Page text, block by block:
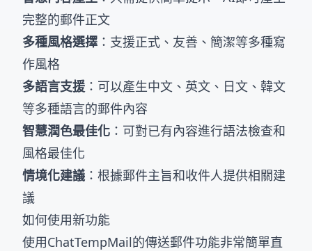
完整的郵件正文
多種風格選擇 ：支援正式、友善、簡潔等多種寫
作風格
多語言支援 ：可以產生中文、英文、日文、韓文
等多種語言的郵件內容
智慧潤色最佳化 ：可對已有內容進行語法檢查和
風格最佳化
情境化建議 ：根據郵件主旨和收件人提供相關建
議
如何使用新功能
使用ChatTempMail的傳送郵件功能非常簡單直